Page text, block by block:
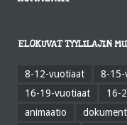
ELOKUVAT TYYLILAJIN
8-12-vuotiaat 8-15-
16-19-vuotiaat
16-
animaatio